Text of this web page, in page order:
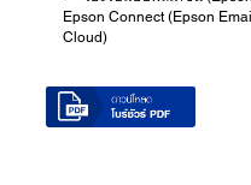
Epson Connect (Epson
Cloud)